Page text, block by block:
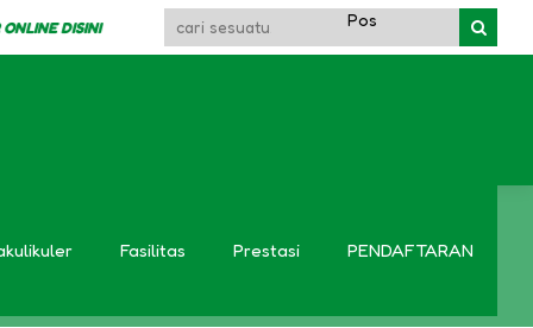
DISINI
Fasilitas Prestasi PENDAFTARAN